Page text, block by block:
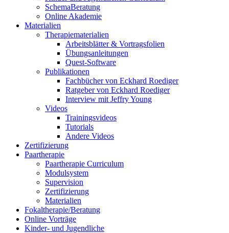
SchemaBeratung
Online Akademie
Materialien
Therapiematerialien
Arbeitsblätter & Vortragsfolien
Übungsanleitungen
Quest-Software
Publikationen
Fachbücher von Eckhard Roediger
Ratgeber von Eckhard Roediger
Interview mit Jeffry Young
Videos
Trainingsvideos
Tutorials
Andere Videos
Zertifizierung
Paartherapie
Paartherapie Curriculum
Modulsystem
Supervision
Zertifizierung
Materialien
Fokaltherapie/Beratung
Online Vorträge
Kinder- und Jugendliche